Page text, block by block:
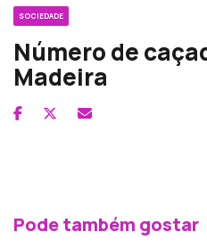
SOCIEDADE
Número de
Madeira
Pode também gostar